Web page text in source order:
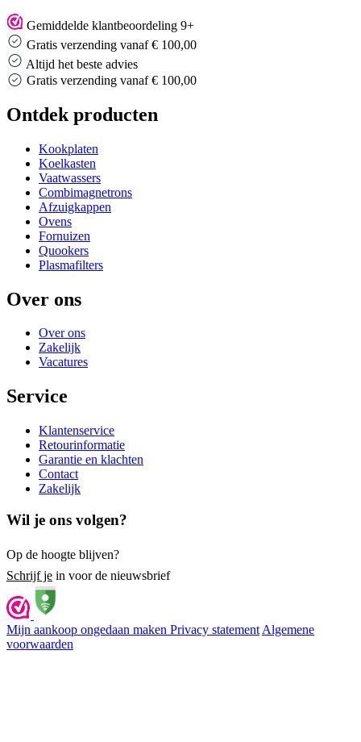
Gemiddelde klantbeoordeling 9+
Gratis verzending vanaf € 100,00
Altijd het beste advies
Gratis verzending vanaf € 100,00
Ontdek producten
Kookplaten
Koelkasten
Vaatwassers
Combimagnetrons
Afzuigkappen
Ovens
Fornuizen
Quookers
Plasmafilters
Over ons
Over ons
Zakelijk
Vacatures
Service
Klantenservice
Retourinformatie
Garantie en klachten
Contact
Zakelijk
Wil je ons volgen?
Op de hoogte blijven?
Schrijf je in voor de nieuwsbrief
Mijn aankoop ongedaan maken Privacy statement Algemene
voorwaarden